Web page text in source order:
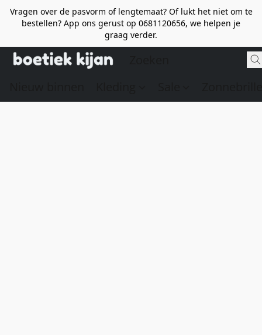
Vragen over de pasvorm of lengtemaat? Of lukt het niet om te
bestellen? App ons gerust op 0681120656, we helpen je
graag verder.